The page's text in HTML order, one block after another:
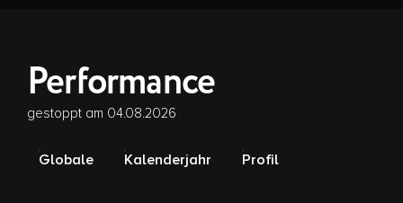
Performance
gestoppt am 04.08.2026
Globale Kalenderjahr Profil